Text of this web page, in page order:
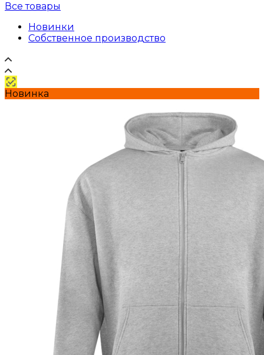
Все товары
Новинки
Собственное производство
Новинка